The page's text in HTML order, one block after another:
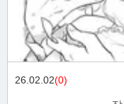
26.02.02(0)